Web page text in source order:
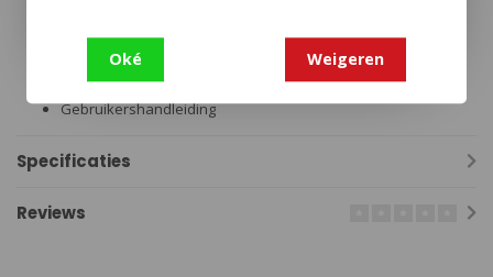
Vlammende LED-module
MCC3 magnetische oplaadkabel
Gebruikershandleiding
Specificaties
Reviews
Oké Weigeren